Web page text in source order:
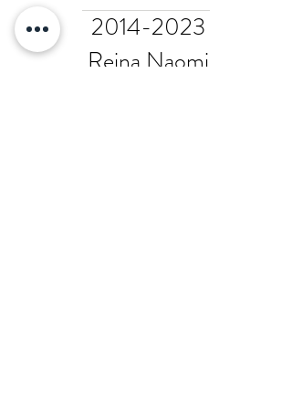
2014-2023
Reina Naomi